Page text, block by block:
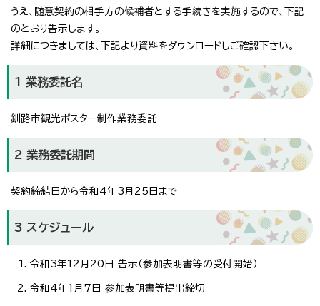
うえ、随意契約の相手方の候補者とする手続きを実施するので、下記
のとおり告示します。
詳細につきましては、下記より資料をダウンロードしご確認下さい。
1 業務委託名
釧路市観光ポスター制作業務委託
2 業務委託期間
契約締結日から令和4年3月25日まで
3 スケジュール
令和3年12月20日 告示（参加表明書等の受付開始）
令和4年1月7日 参加表明書等提出締切